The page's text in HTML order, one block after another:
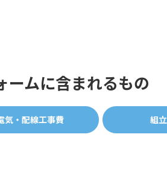
ームに含まれるもの
気・配線工事費 組